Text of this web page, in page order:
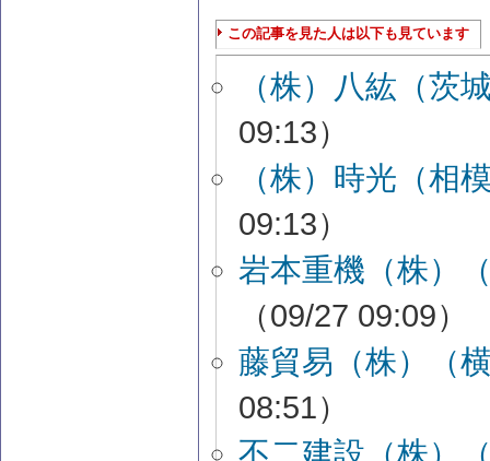
この記事を見た人は以下も見ています
（株）八紘（茨
09:13）
（株）時光（相
09:13）
岩本重機（株）
（09/27 09:09）
藤貿易（株）（
08:51）
不二建設（株）